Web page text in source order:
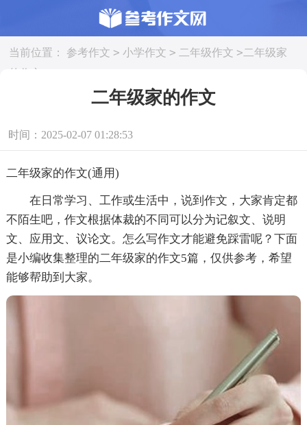
当前位置： 参考作文 > 小学作文 > 二年级作文 >二年级家
的作文
二年级家的作文
时间：2025-02-07 01:28:53
二年级家的作文(通用)
在日常学习、工作或生活中，说到作文，大家肯定都
不陌生吧，作文根据体裁的不同可以分为记叙文、说明
文、应用文、议论文。怎么写作文才能避免踩雷呢？下面
是小编收集整理的二年级家的作文5篇，仅供参考，希望
能够帮助到大家。